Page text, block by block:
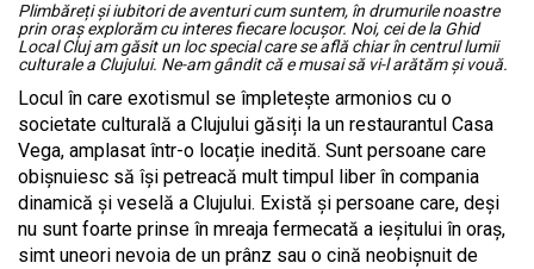
Plimbăreți și iubitori de aventuri cum suntem, în drumurile noastre
prin oraș explorăm cu interes fiecare locușor. Noi, cei de la Ghid
Local Cluj am găsit un loc special care se află chiar în centrul lumii
culturale a Clujului. Ne-am gândit că e musai să vi-l arătăm și vouă.
Locul în care exotismul se împletește armonios cu o
societate culturală a Clujului găsiți la un restaurantul Casa
Vega, amplasat într-o locație inedită. Sunt persoane care
obișnuiesc să își petreacă mult timpul liber în compania
dinamică și veselă a Clujului. Există și persoane care, deși
nu sunt foarte prinse în mreaja fermecată a ieșitului în oraș,
simt uneori nevoia de un prânz sau o cină neobișnuit de